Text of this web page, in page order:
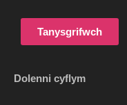
Tanysgrifwch
Dolenni cyflym